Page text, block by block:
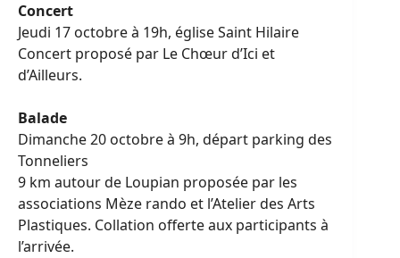
Concert
Jeudi 17 octobre à 19h, église Saint Hilaire
Concert proposé par Le Chœur d’Ici et
d’Ailleurs.
Balade
Dimanche 20 octobre à 9h, départ parking des
Tonneliers
9 km autour de Loupian proposée par les
associations Mèze rando et l’Atelier des Arts
Plastiques. Collation oﬀerte aux participants à
l’arrivée.